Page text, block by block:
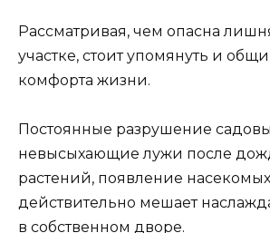
Рассматривая, чем опасна
участке, стоит упомянуть и
комфорта жизни.
Постоянные разрушение
невысыхающие лужи после
растений, появление насекомых
действительно мешает
в собственном дворе.